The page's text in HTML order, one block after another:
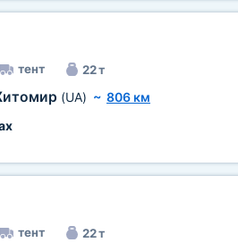
тент 22 т
(UA) ~ 806 км
тент 22 т